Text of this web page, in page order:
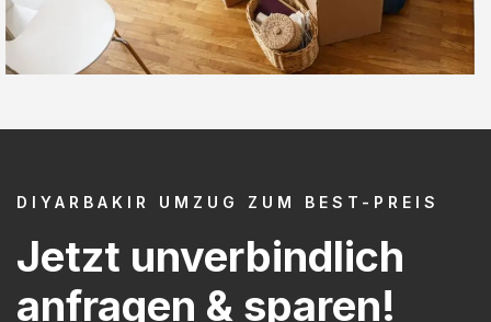
DIYARBAKIR UMZUG ZUM BEST-PREIS
Jetzt unverbindlich
anfragen & sparen!